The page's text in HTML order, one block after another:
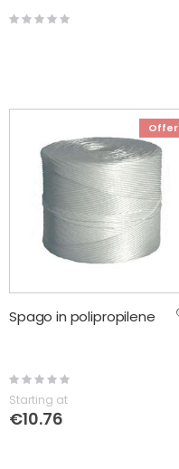
Rating:
0%
Offer
Spago in polipropilene
Rating:
0%
Starting at
€10.76